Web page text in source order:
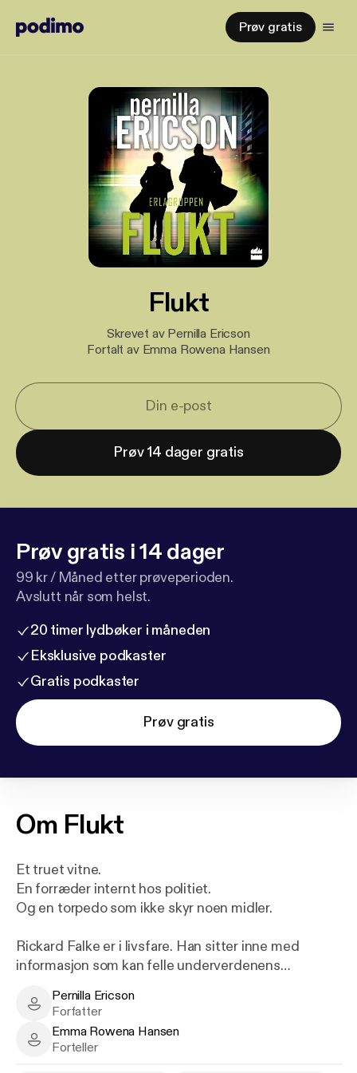
Prøv gratis
Flukt
Skrevet av Pernilla Ericson
Fortalt av Emma Rowena Hansen
Prøv 14 dager gratis
Prøv gratis i 14 dager
99 kr / Måned etter prøveperioden.
Avslutt når som helst.
20 timer lydbøker i måneden
Eksklusive podkaster
Gratis podkaster
Prøv gratis
Om Flukt
Et truet vitne.
En forræder internt hos politiet.
Og en torpedo som ikke skyr noen midler.
Rickard Falke er i livsfare. Han sitter inne med
informasjon som kan felle underverdenens
kommende rettsaken. En livsfarlig torpedo får i
oppdrag å sørge for at Rickard ikke snakker, og han
får hjelp av en forræder internt i politiet. Torpedoen
Pernilla Ericson - Author
Pernilla Ericson
Forfatter
Emma Rowena Hansen - Narrator
Emma Rowena Hansen
Forteller